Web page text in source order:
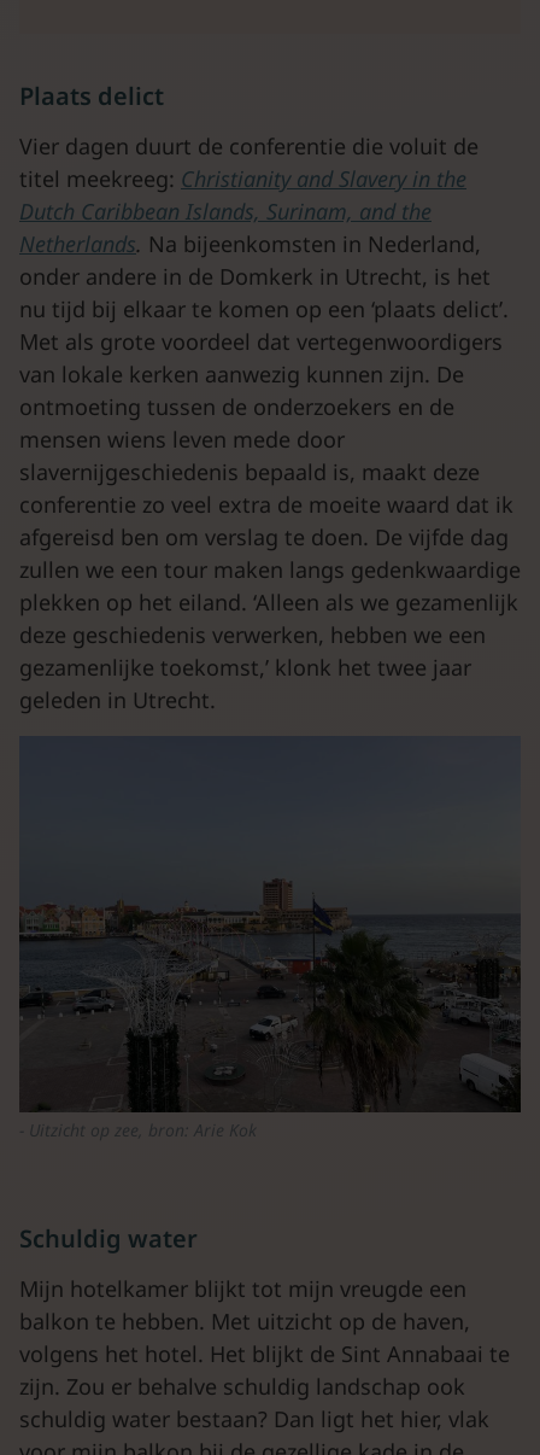
Plaats delict
Vier dagen duurt de conferentie die voluit de
titel meekreeg: Christianity and Slavery in the
Dutch Caribbean Islands, Surinam, and the
Netherlands. Na bijeenkomsten in Nederland,
onder andere in de Domkerk in Utrecht, is het
nu tijd bij elkaar te komen op een ‘plaats delict’.
Met als grote voordeel dat vertegenwoordigers
van lokale kerken aanwezig kunnen zijn. De
ontmoeting tussen de onderzoekers en de
mensen wiens leven mede door
slavernijgeschiedenis bepaald is, maakt deze
conferentie zo veel extra de moeite waard dat ik
afgereisd ben om verslag te doen. De vijfde dag
zullen we een tour maken langs gedenkwaardige
plekken op het eiland. ‘Alleen als we gezamenlijk
deze geschiedenis verwerken, hebben we een
gezamenlijke toekomst,’ klonk het twee jaar
geleden in Utrecht.
Uitzicht op zee, bron: Arie Kok
Schuldig water
Mijn hotelkamer blijkt tot mijn vreugde een
balkon te hebben. Met uitzicht op de haven,
volgens het hotel. Het blijkt de Sint Annabaai te
zijn. Zou er behalve schuldig landschap ook
schuldig water bestaan? Dan ligt het hier, vlak